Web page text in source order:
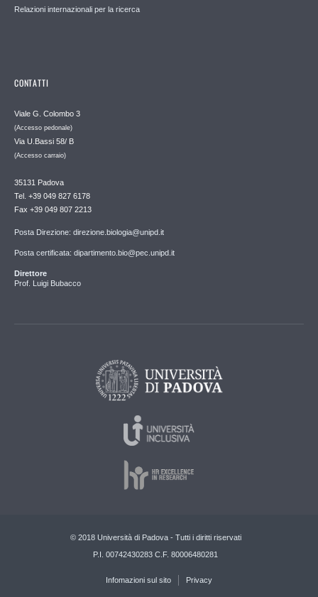
Relazioni internazionali per la ricerca
CONTATTI
Viale G. Colombo 3
(Accesso pedonale)
Via U.Bassi 58/ B
(Accesso carraio)
35131 Padova
Tel. +39 049 827 6178
Fax +39 049 807 2213
Posta Direzione: direzione.biologia@unipd.it
Posta certificata: dipartimento.bio@pec.unipd.it
Direttore
Prof. Luigi Bubacco
© 2018 Università di Padova - Tutti i diritti riservati
P.I. 00742430283 C.F. 80006480281
Infomazioni sul sito Privacy